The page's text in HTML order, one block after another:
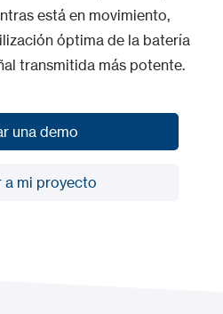
está en movimiento,
óptima de la batería
transmitida más potente.
una demo
a mi proyecto